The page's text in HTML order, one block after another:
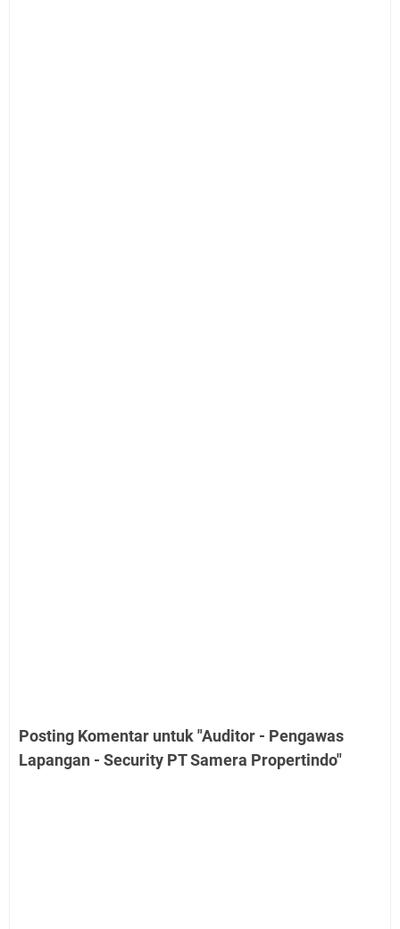
Posting Komentar untuk "Auditor - Pengawas
Lapangan - Security PT Samera Propertindo"